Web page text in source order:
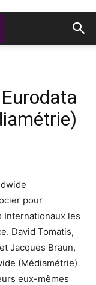
pour
les
David Tomatis,
Jacques Braun,
(Médiamétrie)
eux-mêmes